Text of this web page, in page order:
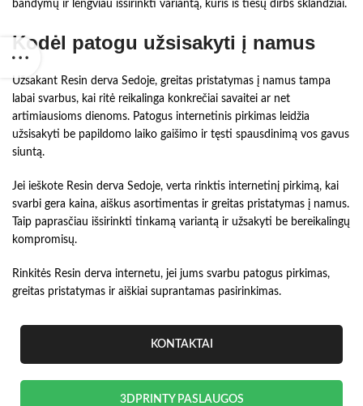
bandymų ir lengviau išsirinkti variantą, kuris iš tiesų dirbs sklandžiai.
Kodėl patogu užsisakyti į namus
Užsakant Resin derva Sedoje, greitas pristatymas į namus tampa
labai svarbus, kai ritė reikalinga konkrečiai savaitei ar net
artimiausioms dienoms. Patogus internetinis pirkimas leidžia
užsisakyti be papildomo laiko gaišimo ir tęsti spausdinimą vos gavus
siuntą.
Jei ieškote Resin derva Sedoje, verta rinktis internetinį pirkimą, kai
svarbi gera kaina, aiškus asortimentas ir greitas pristatymas į namus.
Taip paprasčiau išsirinkti tinkamą variantą ir užsakyti be bereikalingų
kompromisų.
Rinkitės Resin derva internetu, jei jums svarbu patogus pirkimas,
greitas pristatymas ir aiškiai suprantamas pasirinkimas.
KONTAKTAI
3DPRINTY PASLAUGOS